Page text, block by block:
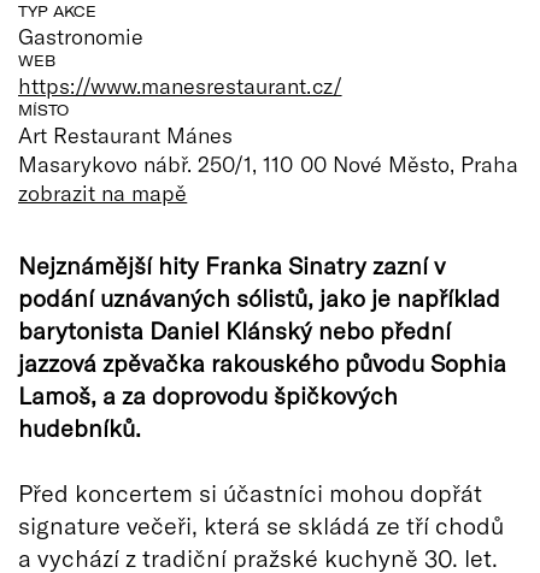
TYP AKCE
Gastronomie
WEB
https://www.manesrestaurant.cz/
MÍSTO
Art Restaurant Mánes
Masarykovo nábř. 250/1, 110 00 Nové Město, Praha
zobrazit na mapě
Nejznámější hity Franka Sinatry zazní v
podání uznávaných sólistů, jako je například
barytonista Daniel Klánský nebo přední
jazzová zpěvačka rakouského původu Sophia
Lamoš, a za doprovodu špičkových
hudebníků.
Před koncertem si účastníci mohou dopřát
signature večeři, která se skládá ze tří chodů
a vychází z tradiční pražské kuchyně 30. let.